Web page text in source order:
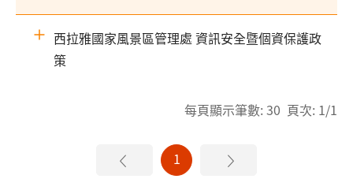
西拉雅國家風景區管理處 資訊安全暨個資保護政
策
每頁顯示筆數: 30 頁次: 1/1
1